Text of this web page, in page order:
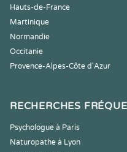
Hauts-de-France
Martinique
Normandie
Occitanie
Provence-Alpes-Côte d'Azur
RECHERCHES
Psychologue à Paris
Naturopathe à Lyon